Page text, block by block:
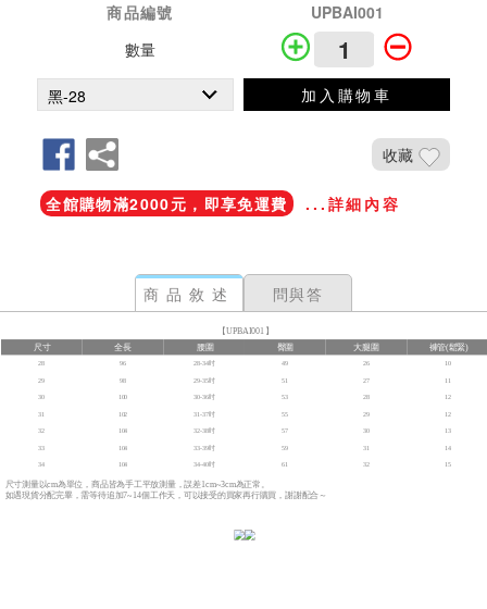
商品編號
UPBAI001
數量
加入購物車
收藏
全館購物滿2000元，即享免運費 ...詳細內容
商品敘述 問與答